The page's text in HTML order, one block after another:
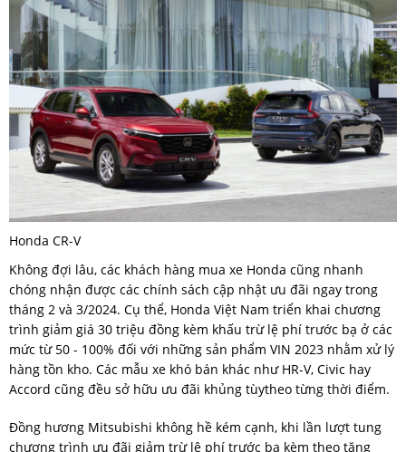
Honda CR-V
Không đợi lâu, các khách hàng mua xe Honda cũng nhanh
chóng nhận được các chính sách cập nhật ưu đãi ngay trong
tháng 2 và 3/2024. Cụ thể, Honda Việt Nam triển khai chương
trình giảm giá 30 triệu đồng kèm khấu trừ lệ phí trước bạ ở các
mức từ 50 - 100% đối với những sản phẩm VIN 2023 nhằm xử lý
hàng tồn kho. Các mẫu xe khó bán khác như HR-V, Civic hay
Accord cũng đều sở hữu ưu đãi khủng tùytheo từng thời điểm.
Đồng hương Mitsubishi không hề kém cạnh, khi lần lượt tung
chương trình ưu đãi giảm trừ lệ phí trước bạ kèm theo tặng